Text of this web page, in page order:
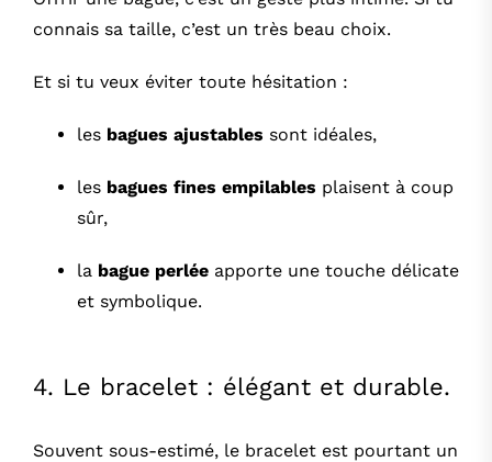
connais sa taille, c’est un très beau choix.
Et si tu veux éviter toute hésitation :
les bagues ajustables sont idéales,
les bagues fines empilables plaisent à coup
sûr,
la bague perléeapporte une touche délicate
et symbolique.
4. Le bracelet : élégant et durable.
Souvent sous-estimé, le bracelet est pourtant un